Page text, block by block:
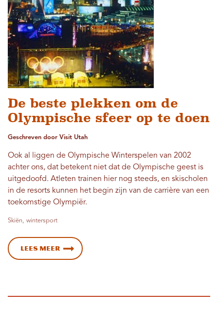
De beste plekken om de
Olympische sfeer op te doen
Geschreven door Visit Utah
Ook al liggen de Olympische Winterspelen van 2002
achter ons, dat betekent niet dat de Olympische geest is
uitgedoofd. Atleten trainen hier nog steeds, en skischolen
in de resorts kunnen het begin zijn van de carrière van een
toekomstige Olympiër.
Skiën, wintersport
Lees meer